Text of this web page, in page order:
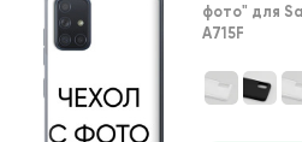
фото" для
A715F